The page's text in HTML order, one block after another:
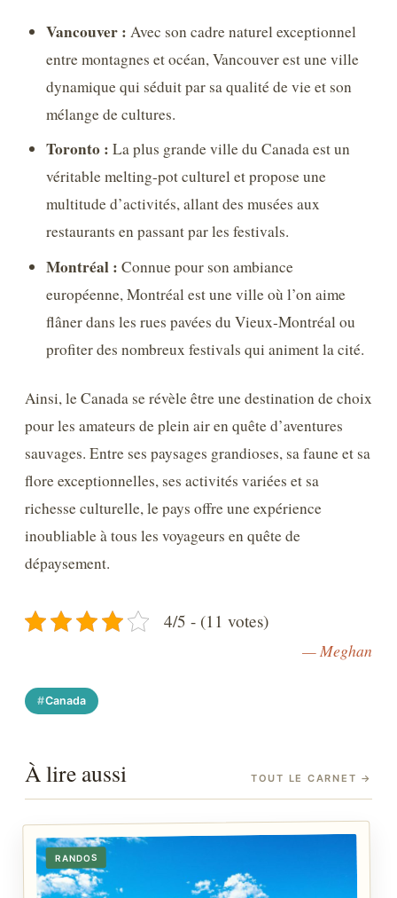
Vancouver : Avec son cadre naturel exceptionnel
entre montagnes et océan, Vancouver est une ville
dynamique qui séduit par sa qualité de vie et son
mélange de cultures.
Toronto : La plus grande ville du Canada est un
véritable melting-pot culturel et propose une
multitude d’activités, allant des musées aux
restaurants en passant par les festivals.
Montréal : Connue pour son ambiance
européenne, Montréal est une ville où l’on aime
flâner dans les rues pavées du Vieux-Montréal ou
profiter des nombreux festivals qui animent la cité.
Ainsi, le Canada se révèle être une destination de choix
pour les amateurs de plein air en quête d’aventures
sauvages. Entre ses paysages grandioses, sa faune et sa
flore exceptionnelles, ses activités variées et sa
richesse culturelle, le pays offre une expérience
inoubliable à tous les voyageurs en quête de
dépaysement.
4/5 - (11 votes)
— Meghan
Canada
À lire aussi TOUT LE CARNET →
RANDOS